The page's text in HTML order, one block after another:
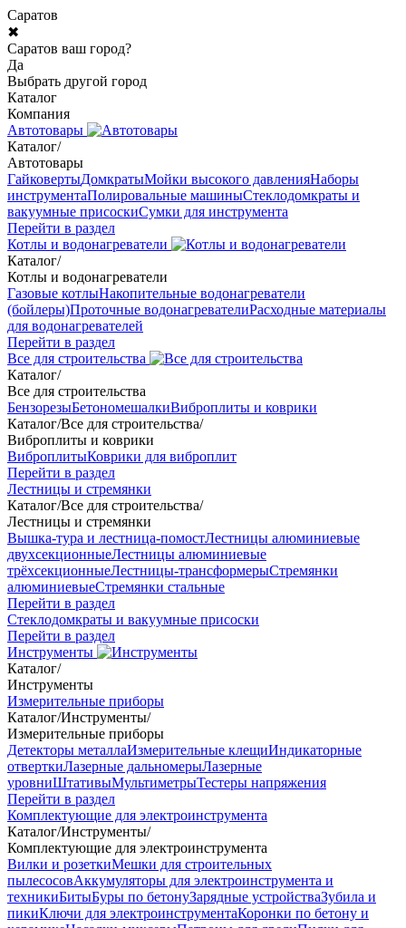
Саратов
✖
Саратов ваш город?
Да
Выбрать другой город
Каталог
Компания
Автотовары
Каталог/
Автотовары
ГайковертыДомкратыМойки высокого давленияНаборы
инструментаПолировальные машиныСтеклодомкраты и
вакуумные присоскиСумки для инструмента
Перейти в раздел
Котлы и водонагреватели
Каталог/
Котлы и водонагреватели
Газовые котлыНакопительные водонагреватели
(бойлеры)Проточные водонагревателиРасходные материалы
для водонагревателей
Перейти в раздел
Все для строительства
Каталог/
Все для строительства
БензорезыБетономешалкиВиброплиты и коврики
Каталог/Все для строительства/
Виброплиты и коврики
ВиброплитыКоврики для виброплит
Перейти в раздел
Лестницы и стремянки
Каталог/Все для строительства/
Лестницы и стремянки
Вышка-тура и лестница-помостЛестницы алюминиевые
двухсекционныеЛестницы алюминиевые
трёхсекционныеЛестницы-трансформерыСтремянки
алюминиевыеСтремянки стальные
Перейти в раздел
Стеклодомкраты и вакуумные присоски
Перейти в раздел
Инструменты
Каталог/
Инструменты
Измерительные приборы
Каталог/Инструменты/
Измерительные приборы
Детекторы металлаИзмерительные клещиИндикаторные
отверткиЛазерные дальномерыЛазерные
уровниШтативыМультиметрыТестеры напряжения
Перейти в раздел
Комплектующие для электроинструмента
Каталог/Инструменты/
Комплектующие для электроинструмента
Вилки и розеткиМешки для строительных
пылесосовАккумуляторы для электроинструмента и
техникиБитыБуры по бетонуЗарядные устройстваЗубила и
пикиКлючи для электроинструментаКоронки по бетону и